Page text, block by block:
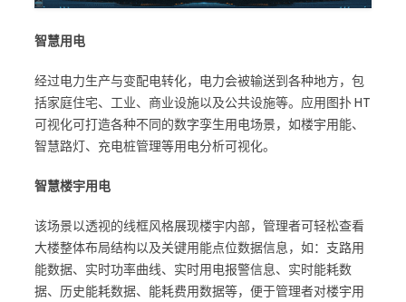
智慧用电
经过电力生产与变配电转化，电力会被输送到各种地方，包
括家庭住宅、工业、商业设施以及公共设施等。应用图扑 HT
可视化可打造各种不同的数字孪生用电场景，如楼宇用能、
智慧路灯、充电桩管理等用电分析可视化。
智慧楼宇用电
该场景以透视的线框风格展现楼宇内部，管理者可轻松查看
大楼整体布局结构以及关键用能点位数据信息，如：支路用
能数据、实时功率曲线、实时用电报警信息、实时能耗数
据、历史能耗数据、能耗费用数据等，便于管理者对楼宇用